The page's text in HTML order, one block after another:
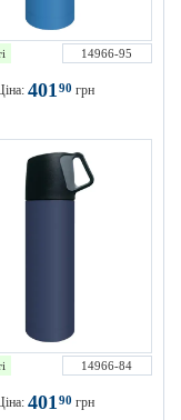
14966-95
40190 грн
14966-84
40190 грн